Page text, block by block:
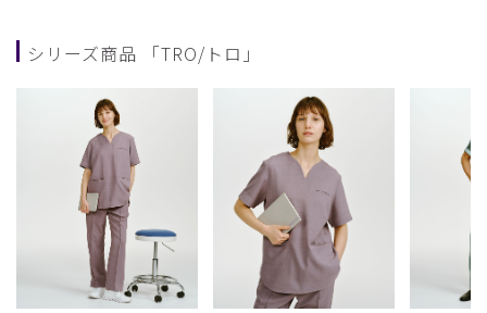
シリーズ商品 「TRO/トロ」